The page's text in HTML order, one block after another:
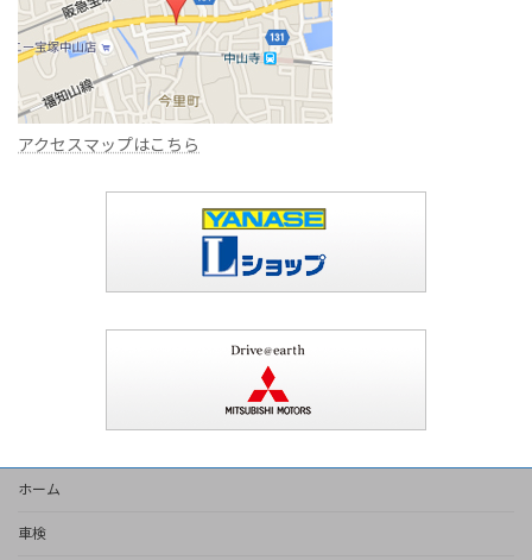
アクセスマップはこちら
ホーム
車検